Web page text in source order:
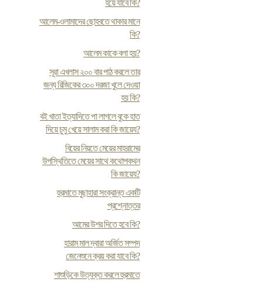
হয়ে যাবে কি?
আলেম-ওলামাদের ছোহবতে থাকার মানে
কি?
আলেম কাকে বলা হয়?
সূরা এখলাস ২০০ বার পাঠ করলে তার
জন্য রিজিকের ৩০০ দরজা খুলে দেওয়া
হয় কি?
ব‌ই খাতা ইত্যাদিতে পা লাগলে বুকে হাত
দিয়ে চুমু খেয়ে সালাম করা কি জায়েয?
বিয়ের নিয়তে মেয়ের মাহরামের
উপস্থিতিতে মেয়ের সাথে কথোপকথন
কি জায়েয?
হুরমাতে মুছাহারা সংক্রান্ত একটি
প্রশ্নোত্তর
আমের উশর দিতে হবে কি?
হারাম মাল দ্বারা অর্জিত সম্পদ
জেনেশুনে ক্রয় করা যাবে কি?
শাশুড়িকে উত্যক্ত করলে হুরমাতে